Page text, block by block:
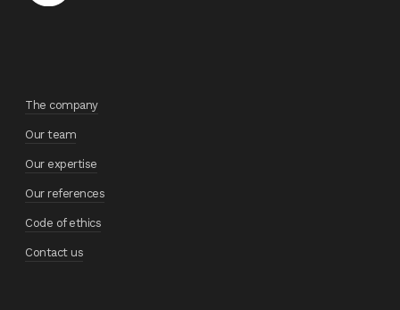
The company
Our team
Our expertise
Our references
Code of ethics
Contact us